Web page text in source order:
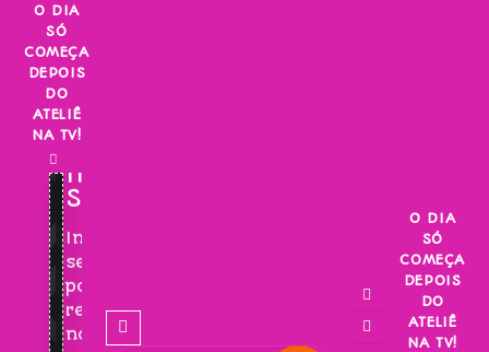
Skip
content
O DIA
SÓ
COMEÇA
DEPOIS
DO
ATELIÊ
NA TV!
INSCREVA-
SE!
Inscreva-
se
para
receber
novidades!
O DIA
SÓ
COMEÇA
DEPOIS
DO
ATELIÊ
NA TV!